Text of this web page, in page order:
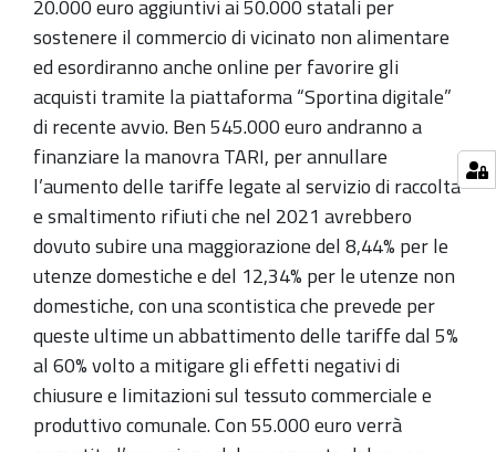
20.000 euro aggiuntivi ai 50.000 statali per
sostenere il commercio di vicinato non alimentare
ed esordiranno anche online per favorire gli
acquisti tramite la piattaforma “Sportina digitale”
di recente avvio. Ben 545.000 euro andranno a
finanziare la manovra TARI, per annullare
l’aumento delle tariffe legate al servizio di raccolta
e smaltimento rifiuti che nel 2021 avrebbero
dovuto subire una maggiorazione del 8,44% per le
utenze domestiche e del 12,34% per le utenze non
domestiche, con una scontistica che prevede per
queste ultime un abbattimento delle tariffe dal 5%
al 60% volto a mitigare gli effetti negativi di
chiusure e limitazioni sul tessuto commerciale e
produttivo comunale. Con 55.000 euro verrà